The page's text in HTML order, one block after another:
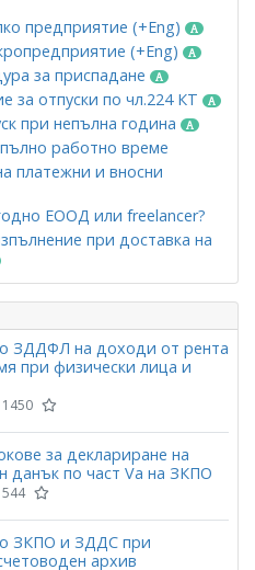
предприятие (+Eng)
(+Eng)
за приспадане
за отпуски по чл.224 КТ
при непълна година
работно време
платежни и вносни
ЕООД или freelancer?
при доставка на
ЗДДФЛ на доходи от рента
при физически лица и
1450
за деклариране на
данък по част Vа на ЗКПО
544
ЗКПО и ЗДДС при
архив